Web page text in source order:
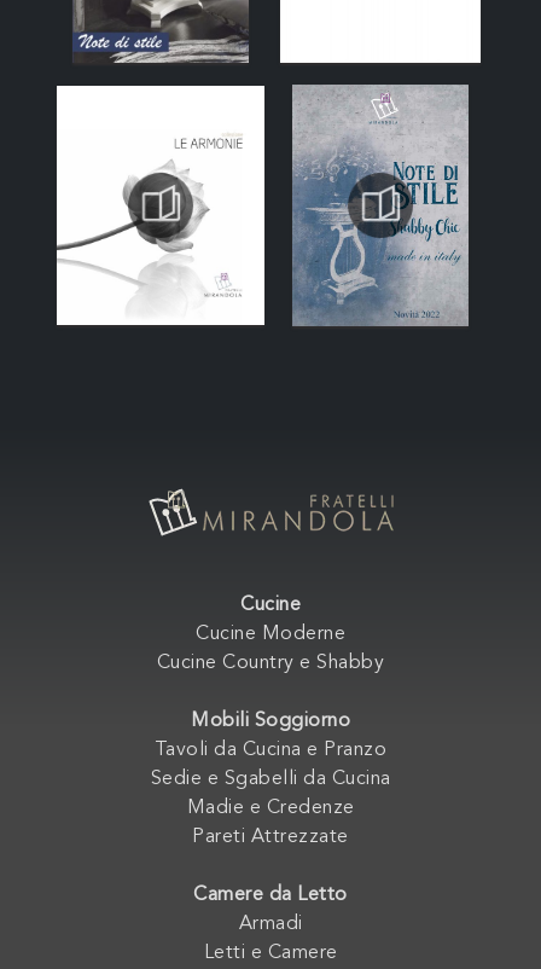
Cucine
Cucine Moderne
Cucine Country e Shabby
Mobili Soggiorno
Tavoli da Cucina e Pranzo
Sedie e Sgabelli da Cucina
Madie e Credenze
Pareti Attrezzate
Camere da Letto
Armadi
Letti e Camere